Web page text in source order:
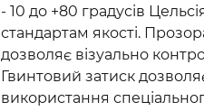
- 10 до +80 градусів
стандартам якості.
дозволяє візуально
Гвинтовий затиск
використання